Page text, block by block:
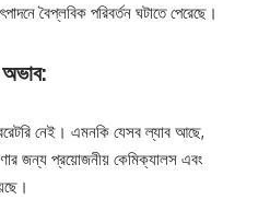
বৈপ্লবিক পরিবর্তন ঘটাতে পেরেছে।
অভাব:
নেই। এমনকি যেসব ল্যাব আছে,
জন্য প্রয়োজনীয় কেমিক্যালস এবং